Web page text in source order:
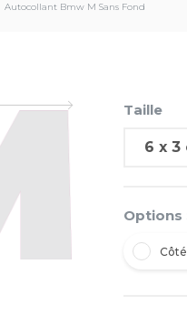
Autocollant Bmw M Sans Fond
Taille
Options